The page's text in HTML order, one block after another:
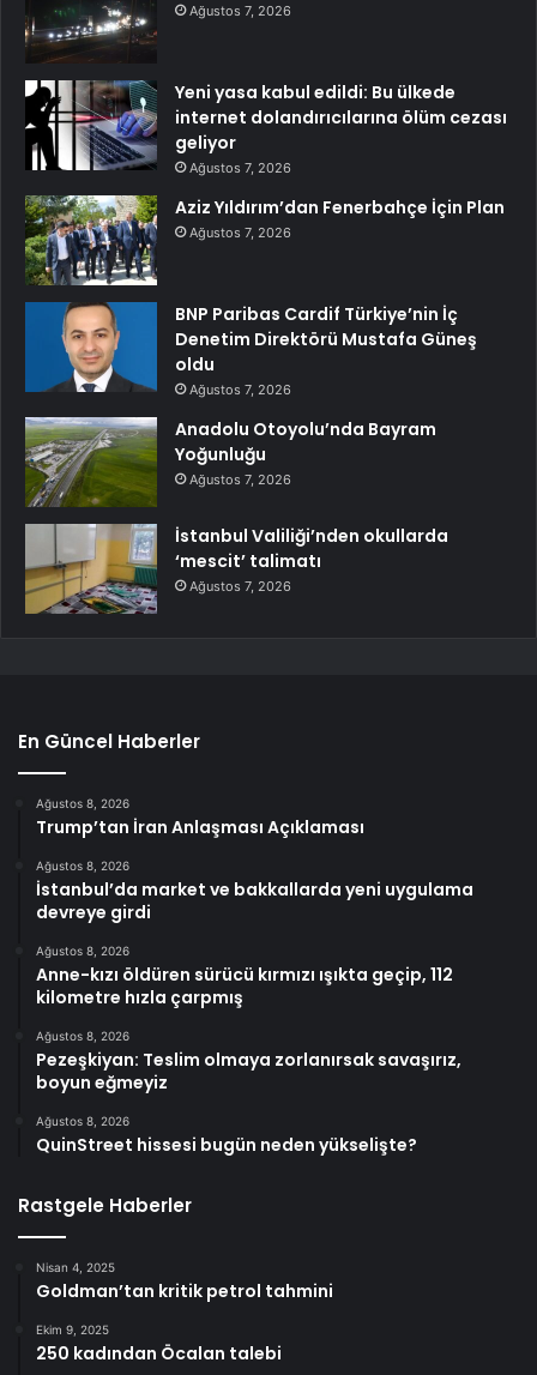
Ağustos 7, 2026
Yeni yasa kabul edildi: Bu ülkede
internet dolandırıcılarına ölüm cezası
geliyor
Ağustos 7, 2026
Aziz Yıldırım’dan Fenerbahçe İçin Plan
Ağustos 7, 2026
BNP Paribas Cardif Türkiye’nin İç
Denetim Direktörü Mustafa Güneş
oldu
Ağustos 7, 2026
Anadolu Otoyolu’nda Bayram
Yoğunluğu
Ağustos 7, 2026
İstanbul Valiliği’nden okullarda
‘mescit’ talimatı
Ağustos 7, 2026
En Güncel Haberler
Ağustos 8, 2026
Trump’tan İran Anlaşması Açıklaması
Ağustos 8, 2026
İstanbul’da market ve bakkallarda yeni uygulama
devreye girdi
Ağustos 8, 2026
Anne-kızı öldüren sürücü kırmızı ışıkta geçip, 112
kilometre hızla çarpmış
Ağustos 8, 2026
Pezeşkiyan: Teslim olmaya zorlanırsak savaşırız,
boyun eğmeyiz
Ağustos 8, 2026
QuinStreet hissesi bugün neden yükselişte?
Rastgele Haberler
Nisan 4, 2025
Goldman’tan kritik petrol tahmini
Ekim 9, 2025
250 kadından Öcalan talebi